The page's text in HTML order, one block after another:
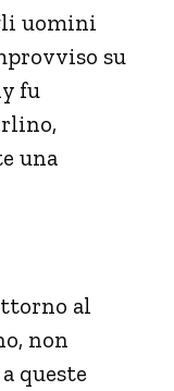
uomini
su
fu
una
al
non
queste